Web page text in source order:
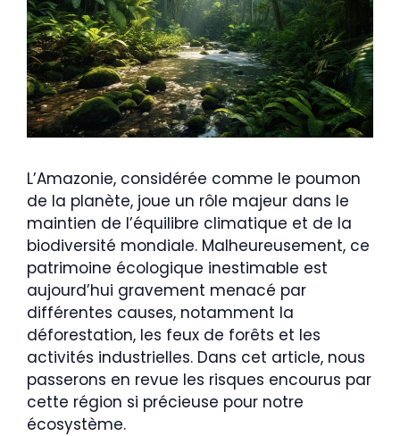
L’Amazonie, considérée comme le poumon
de la planète, joue un rôle majeur dans le
maintien de l’équilibre climatique et de la
biodiversité mondiale. Malheureusement, ce
patrimoine écologique inestimable est
aujourd’hui gravement menacé par
différentes causes, notamment la
déforestation, les feux de forêts et les
activités industrielles. Dans cet article, nous
passerons en revue les risques encourus par
cette région si précieuse pour notre
écosystème.